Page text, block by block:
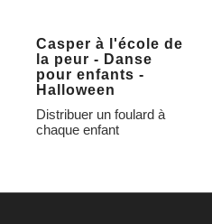
Casper à l'école de
la peur - Danse
pour enfants -
Halloween
Distribuer un foulard à
chaque enfant